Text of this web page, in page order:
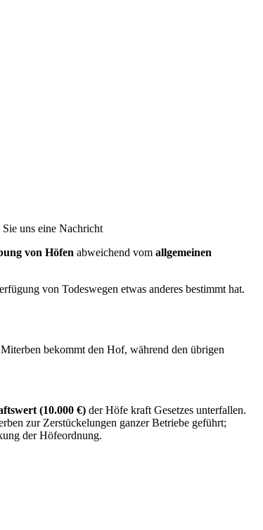
uns eine Nachricht
von Höfen abweichend vom allgemeinen
von Todeswegen etwas anderes bestimmt hat.
bekommt den Hof, während den übrigen
(10.000 €) der Höfe kraft Gesetzes unterfallen.
zur Zerstückelungen ganzer Betriebe geführt;
der Höfeordnung.